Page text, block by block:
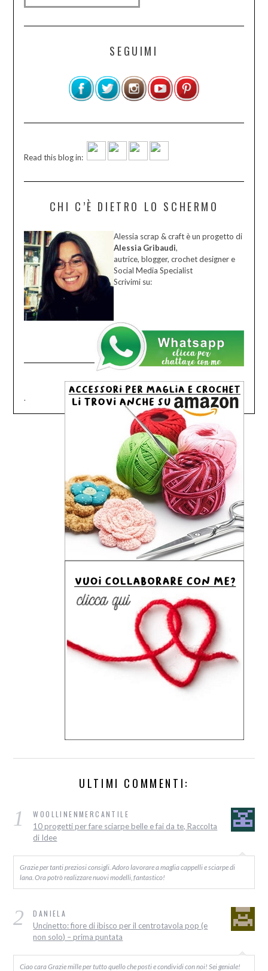
SEGUIMI
Read this blog in:
CHI C’È DIETRO LO SCHERMO
Alessia scrap & craft è un progetto di
Alessia Gribaudi,
autrice, blogger, crochet designer e
Social Media Specialist
Scrivimi su:
.
ULTIMI COMMENTI:
1 WOOLLINENMERCANTILE
10 progetti per fare sciarpe belle e fai da te, Raccolta
di Idee
Grazie per tanti preziosi consigli. Adoro lavorare a maglia cappelli e sciarpe di
lana. Ora potrò realizzare nuovi modelli, fantastico!
2 DANIELA
Uncinetto: fiore di ibisco per il centrotavola pop (e
non solo) – prima puntata
Ciao cara Grazie mille per tutto quello che posti e condividi con noi! Sei geniale!